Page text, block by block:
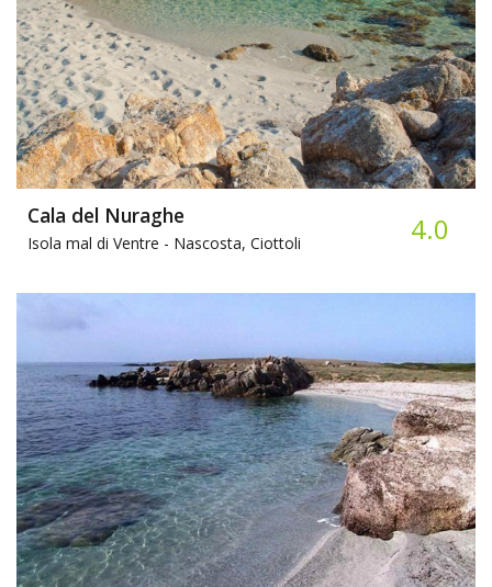
Cala del Nuraghe
Isola mal di Ventre - Nascosta, Ciottoli 4.0